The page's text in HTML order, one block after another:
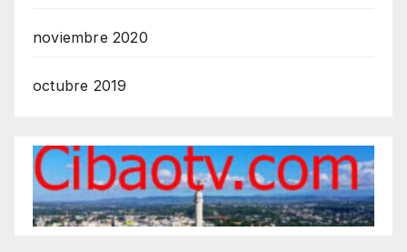
noviembre 2020
octubre 2019